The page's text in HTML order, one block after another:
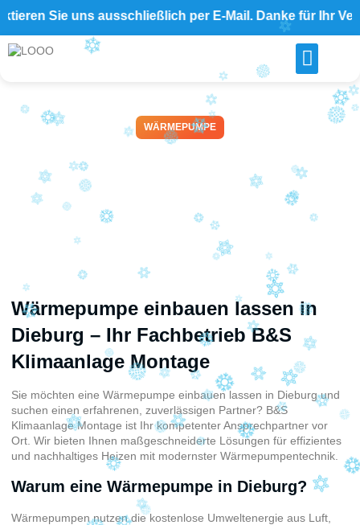
Sie uns ausschließlich per E-Mail. Danke für Ihr
WÄRMEPUMPE
Wärmepumpe einbauen
lassen in Dieburg – B&S
Klimaanlage Montage
Wärmepumpe einbauen lassen in
Dieburg – Ihr Fachbetrieb B&S
Klimaanlage Montage
Sie möchten eine Wärmepumpe einbauen lassen in Dieburg und
suchen einen erfahrenen, zuverlässigen Partner? B&S
Klimaanlage Montage ist Ihr kompetenter Ansprechpartner vor
Ort. Wir bieten Ihnen maßgeschneiderte Lösungen für effizientes
und nachhaltiges Heizen mit modernster Wärmepumpentechnik.
Warum eine Wärmepumpe in Dieburg?
Wärmepumpen nutzen die kostenlose Umweltenergie aus Luft,